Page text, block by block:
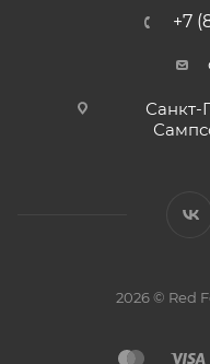
+7
Санкт-
2026 © Red